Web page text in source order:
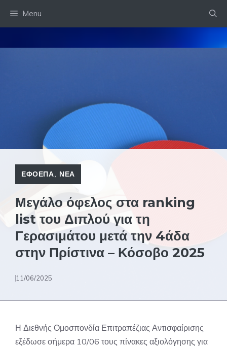
Menu
ΕΦΟΕΠΑ, ΝΕΑ
Μεγάλο όφελος στα ranking
list του Διπλού για τη
Γερασιμάτου μετά την 4άδα
στην Πρίστινα – Κόσοβο 2025
11/06/2025
Η Διεθνής Ομοσπονδία Επιτραπέζιας Αντισφαίρισης
εξέδωσε σήμερα 10/06 τους πίνακες αξιολόγησης για